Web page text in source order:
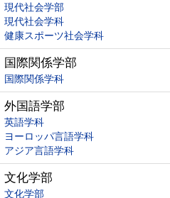
現代社会学部
現代社会学科
健康スポーツ社会学科
国際関係学部
国際関係学科
外国語学部
英語学科
ヨーロッパ言語学科
アジア言語学科
文化学部
文化学部